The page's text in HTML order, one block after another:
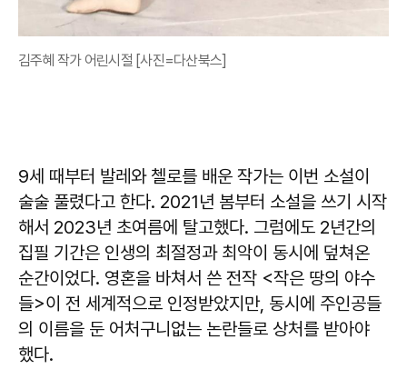
김주혜 작가 어린시절 [사진=다산북스]
9세 때부터 발레와 첼로를 배운 작가는 이번 소설이
술술 풀렸다고 한다. 2021년 봄부터 소설을 쓰기 시작
해서 2023년 초여름에 탈고했다. 그럼에도 2년간의
집필 기간은 인생의 최절정과 최악이 동시에 덮쳐온
순간이었다. 영혼을 바쳐서 쓴 전작 <작은 땅의 야수
들>이 전 세계적으로 인정받았지만, 동시에 주인공들
의 이름을 둔 어처구니없는 논란들로 상처를 받아야
했다.